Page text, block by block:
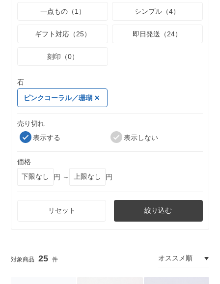
一点もの（1）
シンプル（4）
ギフト対応（25） 即日発送（24）
刻印（0）
石
ピンクコーラル／珊瑚
売り切れ
表示する
表示しない
価格
円 ～
円
リセット 絞り込む
25